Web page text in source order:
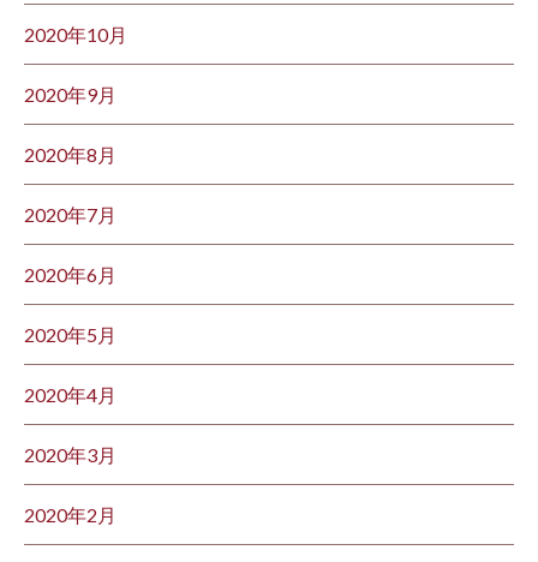
2020年10月
2020年9月
2020年8月
2020年7月
2020年6月
2020年5月
2020年4月
2020年3月
2020年2月